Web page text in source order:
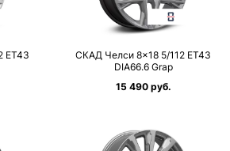
ET43
СКАД Челси 8×18 5/112 ET43
DIA66.6 Grap
15 490 руб.